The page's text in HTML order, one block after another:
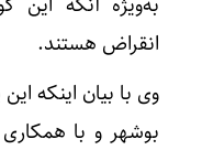
انقراض هستند.
وی با بیان اینکه
بوشهر و با